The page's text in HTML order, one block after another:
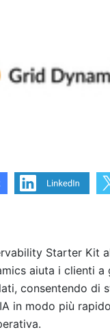
Starter Kit
aiuta i clienti a
consentendo di
in modo più